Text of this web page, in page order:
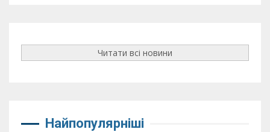
Читати всі новини
Найпопулярніші